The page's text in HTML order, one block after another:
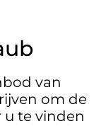
van
om de
u te vinden